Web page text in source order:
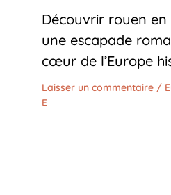
Découvrir rouen
une escapade
cœur de l’Europe
Laisser un commentaire /
E